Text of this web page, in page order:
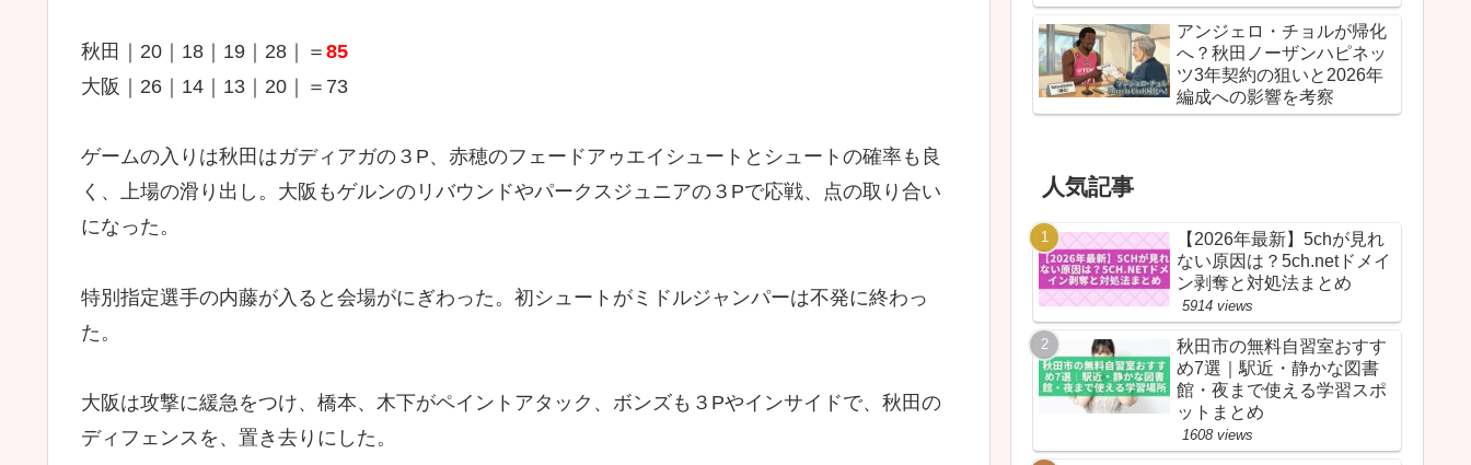
秋田｜20｜18｜19｜28｜＝ 85
大阪｜26｜14｜13｜20｜＝73
ゲームの入りは秋田はガディアガの３P、赤穂のフェードアゥエイシュートとシュートの確率も良
く、上場の滑り出し。大阪もゲルンのリバウンドやパークスジュニアの３Pで応戦、点の取り合い
になった。
特別指定選手の内藤が入ると会場がにぎわった。初シュートがミドルジャンパーは不発に終わっ
た。
大阪は攻撃に緩急をつけ、橋本、木下がペイントアタック、ボンズも３Pやインサイドで、秋田の
ディフェンスを、置き去りにした。
が胸を熱くしたワケ
アンジェロ・チョルが帰化
へ？秋田ノーザンハピネッ
ツ3年契約の狙いと2026年
編成への影響を考察
人気記事
【2026年最新】5chが見れ
ない原因は？5ch.netドメイ
ン剥奪と対処法まとめ
5914 views
秋田市の無料自習室おすす
め7選｜駅近・静かな図書
館・夜まで使える学習スポ
ットまとめ
1608 views